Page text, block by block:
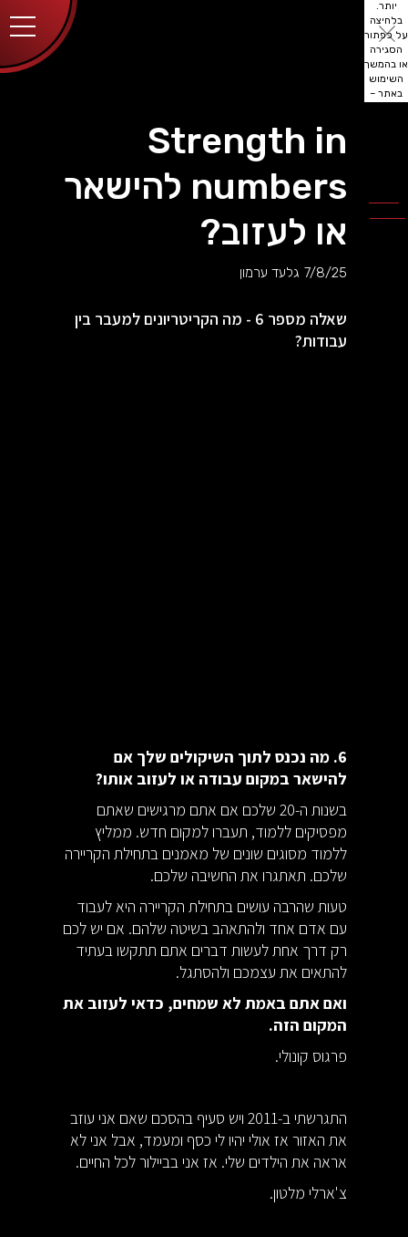
יותר.
בלחיצה
על כפתור
הסגירה
או בהמשך
השימוש
באתר –
Strength in
numbers להישאר
או לעזוב?
7/8/25 גלעד ערמון
שאלה מספר 6 - מה הקריטריונים למעבר בין
עבודות?
6. מה נכנס לתוך השיקולים שלך אם
להישאר במקום עבודה או לעזוב אותו?
בשנות ה-20 שלכם אם אתם מרגישים שאתם
מפסיקים ללמוד, תעברו למקום חדש. ממליץ
ללמוד מסוגים שונים של מאמנים בתחילת הקריירה
שלכם. תאתגרו את החשיבה שלכם.
טעות שהרבה עושים בתחילת הקריירה היא לעבוד
עם אדם אחד ולהתאהב בשיטה שלהם. אם יש לכם
רק דרך אחת לעשות דברים אתם תתקשו בעתיד
להתאים את עצמכם ולהסתגל.
ואם אתם באמת לא שמחים, כדאי לעזוב את
המקום הזה.
פרגוס קונולי.
התגרשתי ב-2011 ויש סעיף בהסכם שאם אני עוזב
את האזור אז אולי יהיו לי כסף ומעמד, אבל אני לא
אראה את הילדים שלי. אז אני בביילור לכל החיים.
צ'ארלי מלטון.